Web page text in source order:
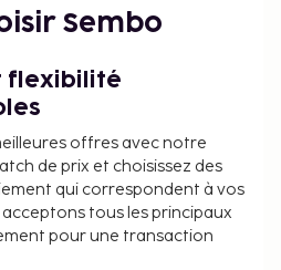
proche est : Aéroport
- 45,2 km
en continu. Un
dans l'enceinte de
de jeunesse propose
du snorkeling à
à voile à proximité. Cet
du 5 septembre 2025 au 31
ne sont pas définitives).
: 50 BRL par animal et
Sembo
flexibilité
offres avec notre
de prix et choisissez des
qui correspondent à vos
acceptons tous les principaux
pour une transaction